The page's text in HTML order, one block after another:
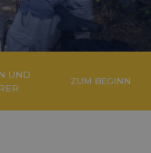
UND
ZUM BEGINN